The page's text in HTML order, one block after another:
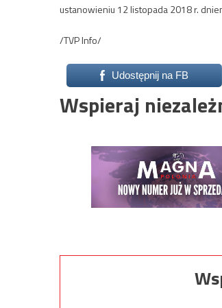
ustanowieniu 12 listopada 2018 r.
/TVP Info/
Udostępnij na FB
Wspieraj